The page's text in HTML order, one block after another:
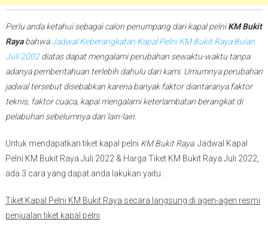
Perlu anda ketahui sebagai calon penumpang dari kapal pelniKM Bukit
RayabahwaJadwal Keberangkatan Kapal Pelni KM Bukit Raya Bulan
Juli 2002diatas dapat mengalami perubahan sewaktu-waktu tanpa
adanya pemberitahuan terlebih dahulu dari kami. Umumnya perubahan
jadwal tersebut disebabkan karena banyak faktor diantaranya faktor
teknis, faktor cuaca, kapal mengalami keterlambatan berangkat di
pelabuhan sebelumnya dan lain-lain.
Untuk mendapatkan tiket kapal pelni KM Bukit Raya. Jadwal Kapal
Pelni KM Bukit Raya Juli 2022 & Harga Tiket KM Bukit Raya Juli 2022,
ada 3 cara yang dapat anda lakukan yaitu :
Tiket Kapal Pelni KM Bukit Raya secara langsung di agen-agen resmi
penjualan tiket kapal pelni